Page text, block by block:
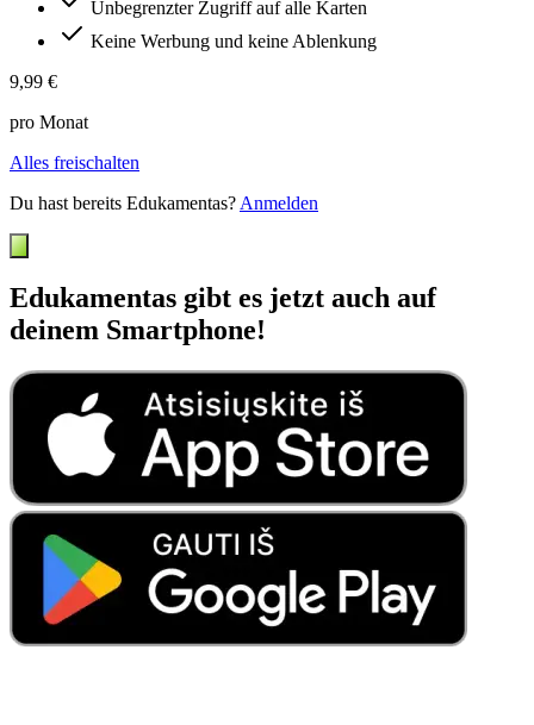
Unbegrenzter Zugriff auf alle Karten
Keine Werbung und keine Ablenkung
9,99 €
pro Monat
Alles freischalten
Du hast bereits Edukamentas? Anmelden
Edukamentas gibt es jetzt auch auf
deinem Smartphone!